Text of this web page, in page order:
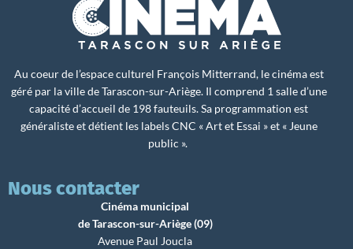
Au coeur de l’espace culturel François Mitterrand, le cinéma est
géré par la ville de Tarascon-sur-Ariège. Il comprend 1 salle d’une
capacité d’accueil de 198 fauteuils. Sa programmation est
généraliste et détient les labels CNC « Art et Essai » et « Jeune
public ».
Nous contacter
Cinéma municipal
de Tarascon-sur-Ariège (09)
Avenue Paul Joucla